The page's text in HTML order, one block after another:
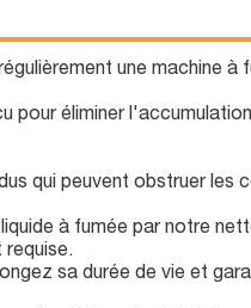
une machine à
pour éliminer
qui peuvent obstruer les
à fumée par notre
requise.
sa durée de vie et